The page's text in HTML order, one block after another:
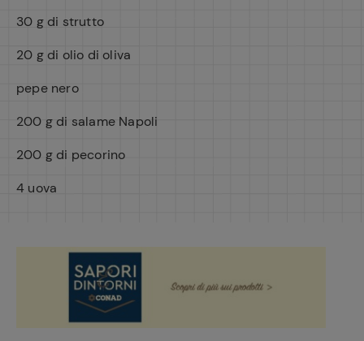
30 g di strutto
20 g di olio di oliva
pepe nero
200 g di salame Napoli
200 g di pecorino
4 uova